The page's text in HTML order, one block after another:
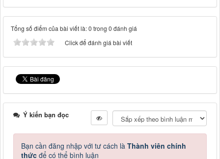
Tổng số điểm của bài viết là: 0 trong 0 đánh giá
Click để đánh giá bài viết
Ý kiến bạn đọc
Bạn cần đăng nhập với tư cách là Thành viên chính
thức để có thể bình luận